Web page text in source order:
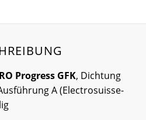
Progress GFK, Dichtung
A (Electrosuisse-